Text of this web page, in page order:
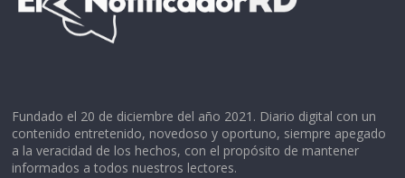
Fundado el 20 de diciembre del año 2021. Diario digital con un
contenido entretenido, novedoso y oportuno, siempre apegado
a la veracidad de los hechos, con el propósito de mantener
informados a todos nuestros lectores.